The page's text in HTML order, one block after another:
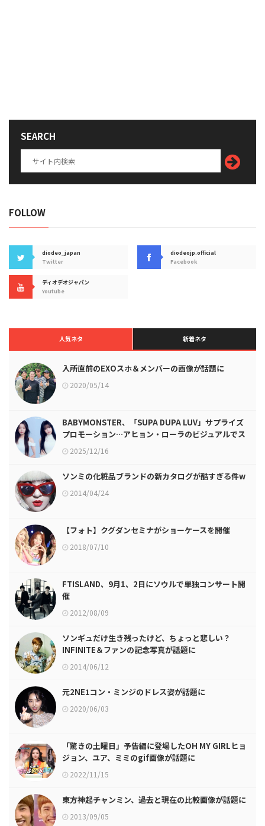
SEARCH
FOLLOW
diodeo_japan
Twitter
diodeojp.official
Facebook
ディオデオジャパン
Youtube
人気ネタ 新着ネタ
入所直前のEXOスホ＆メンバーの画像が話題に
2020/05/14
BABYMONSTER、「SUPA DUPA LUV」サプライズ
プロモーション…アヒョン・ローラのビジュアルでス
タート！
2025/12/16
ソンミの化粧品ブランドの新カタログが酷すぎる件w
2014/04/24
【フォト】クグダンセミナがショーケースを開催
2018/07/10
FTISLAND、9月1、2日にソウルで単独コンサート開
催
2012/08/09
ソンギュだけ生き残ったけど、ちょっと悲しい？
INFINITE＆ファンの記念写真が話題に
2014/06/12
元2NE1コン・ミンジのドレス姿が話題に
2020/06/03
「驚きの土曜日」予告編に登場したOH MY GIRLヒョ
ジョン、ユア、ミミのgif画像が話題に
2022/11/15
東方神起チャンミン、過去と現在の比較画像が話題に
2013/09/05